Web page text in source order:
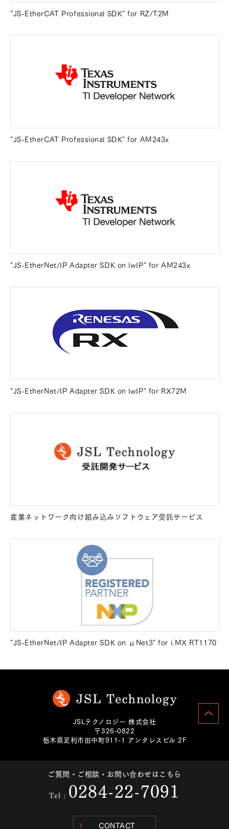
"JS-EtherCAT Professional SDK" for RZ/T2M
"JS-EtherCAT Professional SDK" for AM243x
"JS-EtherNet/IP Adapter SDK on lwIP" for AM243x
"JS-EtherNet/IP Adapter SDK on lwIP" for RX72M
産業ネットワーク向け組み込みソフトウェア受託サービス
"JS-EtherNet/IP Adapter SDK on μNet3" for i.MX RT1170
JSLテクノロジー 株式会社
〒326-0822
栃木県足利市田中町911-1 アンタレスビル 2F
ご質問・ご相談・お問い合わせはこちら
Tel : 0284-22-7091
CONTACT